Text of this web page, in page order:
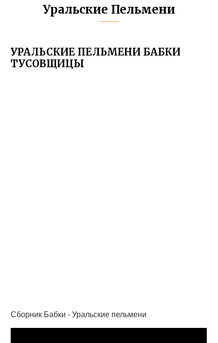
Уральские Пельмени
УРАЛЬСКИЕ ПЕЛЬМЕНИ БАБКИ
ТУСОВЩИЦЫ
Сборник Бабки - Уральские пельмени